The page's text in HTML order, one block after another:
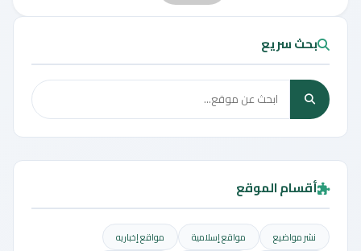
بحث سريع
أقسام الموقع
نشر مواضيع مواقع إسلامية
مواقع إخباريه